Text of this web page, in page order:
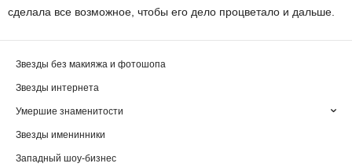
сделала все возможное, чтобы его дело процветало и дальше.
Звезды без макияжа и фотошопа
Звезды интернета
Умершие знаменитости
Звезды именинники
Западный шоу-бизнес